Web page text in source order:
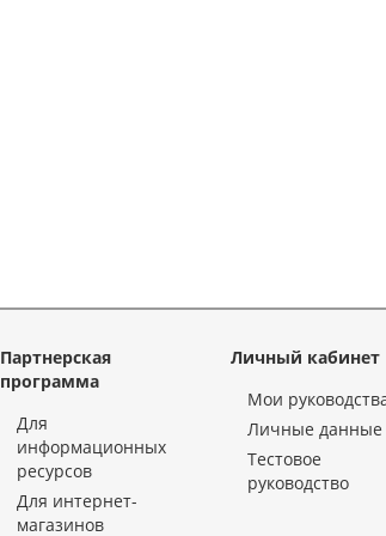
Партнерская
программа
Для
информационных
ресурсов
Для интернет-
магазинов
Личный кабинет
Мои
Личные данные
Тестовое
руководство